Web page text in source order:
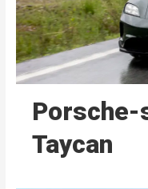
Taycan